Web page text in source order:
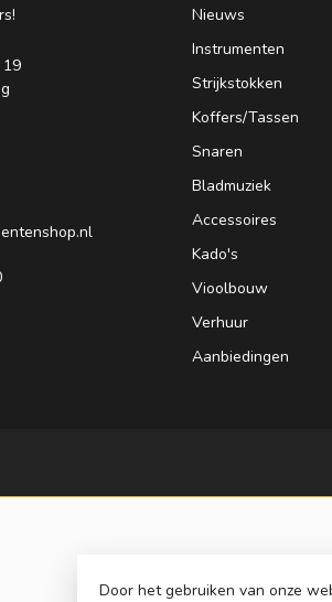
Nieuws
Instrumenten
Strijkstokken
Koffers/Tassen
Snaren
Bladmuziek
Accessoires
Kado's
Vioolbouw
Verhuur
Aanbiedingen
Door het gebruiken van onze